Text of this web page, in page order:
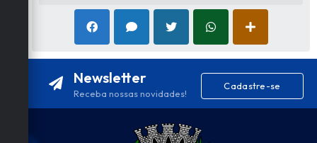
Newsletter
Receba nossas novidades!
Cadastre-se